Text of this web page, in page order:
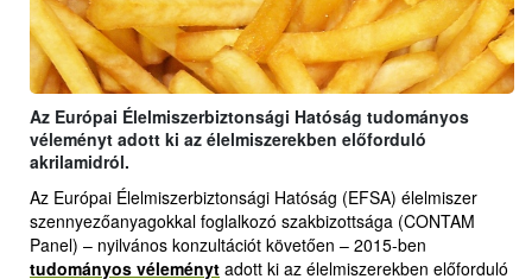
Az Európai Élelmiszerbiztonsági Hatóság tudományos
véleményt adott ki az élelmiszerekben előforduló
akrilamidról.
Az Európai Élelmiszerbiztonsági Hatóság (EFSA) élelmiszer
szennyezőanyagokkal foglalkozó szakbizottsága (CONTAM
Panel) – nyilvános konzultációt követően – 2015-ben
tudományos véleményt adott ki az élelmiszerekben előforduló